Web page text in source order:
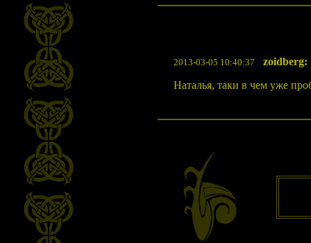
2013-03-05 10:40:37
zoidberg:
Наталья, таки в чем уже